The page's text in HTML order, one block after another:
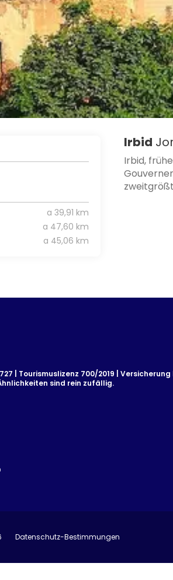
Irbid
Irbid,
a 39,91 km
a 47,60 km
a 45,06 km
| Tourismuslizenz 700/2019 | Versicherung
sind rein zufällig.
Datenschutz-Bestimmungen